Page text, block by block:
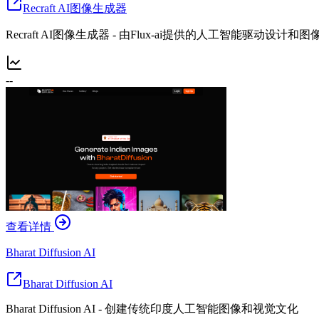
Recraft AI图像生成器
Recraft AI图像生成器 - 由Flux-ai提供的人工智能驱动设计和图
--
查看详情
Bharat Diffusion AI
Bharat Diffusion AI
Bharat Diffusion AI - 创建传统印度人工智能图像和视觉文化